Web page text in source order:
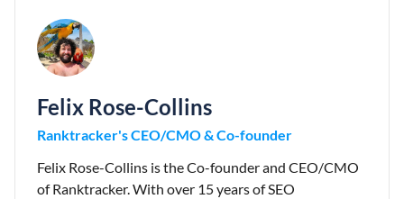
Felix Rose-Collins
Ranktracker's CEO/CMO & Co-founder
Felix Rose-Collins is the Co-founder and CEO/CMO
of Ranktracker. With over 15 years of SEO